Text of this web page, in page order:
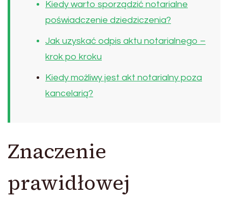
Kiedy warto sporządzić notarialne
poświadczenie dziedziczenia?
Jak uzyskać odpis aktu notarialnego –
krok po kroku
Kiedy możliwy jest akt notarialny poza
kancelarią?
Znaczenie
prawidłowej